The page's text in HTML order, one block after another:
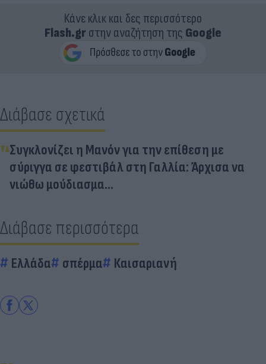
Κάνε κλικ και δες περισσότερο
Flash.grστην αναζήτηση της Google
Διάβασε σχετικά
Συγκλονίζει η Μανόν για την επίθεση με
σύριγγα σε φεστιβάλ στη Γαλλία: Άρχισα να
νιώθω μούδιασμα...
Διάβασε περισσότερα
Ελλάδα σπέρμα Καισαριανή